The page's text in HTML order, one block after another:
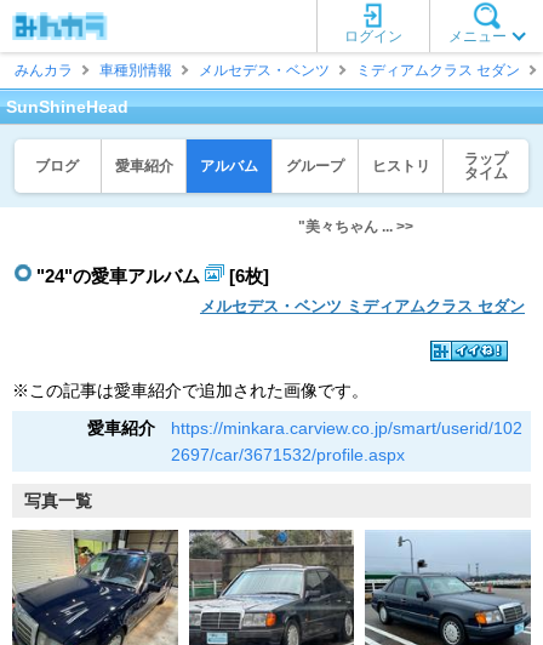
メニュー
ログイン
みんカラ
車種別情報 メルセデス・ベンツ ミディアムクラス セダン
SunShineHead
ブログ 愛車紹介 アルバム グループ ヒストリ
ラップ
タイム
"美々ちゃん ... >>
"24"の愛車アルバム [6枚]
メルセデス・ベンツ ミディアムクラス セダン
※この記事は愛車紹介で追加された画像です。
愛車紹介
https://minkara.carview.co.jp/smart/userid/102
2697/car/3671532/profile.aspx
写真一覧